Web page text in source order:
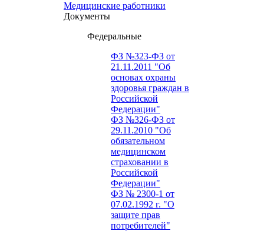
Медицинские работники
Документы
Федеральные
ФЗ №323-ФЗ от
21.11.2011 "Об
основах охраны
здоровья граждан в
Российской
Федерации"
ФЗ №326-ФЗ от
29.11.2010 "Об
обязательном
медицинском
страховании в
Российской
Федерации"
ФЗ № 2300-1 от
07.02.1992 г. "О
защите прав
потребителей"